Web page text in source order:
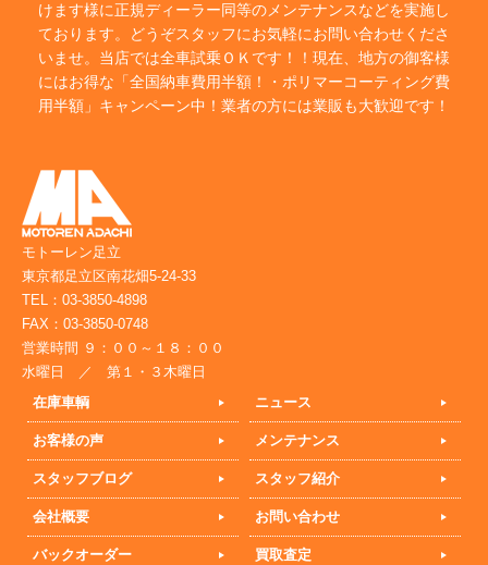
けます様に正規ディーラー同等のメンテナンスなどを実施し
ております。どうぞスタッフにお気軽にお問い合わせくださ
いませ。当店では全車試乗ＯＫです！！現在、地方の御客様
にはお得な「全国納車費用半額！・ポリマーコーティング費
用半額」キャンペーン中！業者の方には業販も大歓迎です！
モトーレン足立
東京都足立区南花畑5-24-33
TEL：03-3850-4898
FAX：03-3850-0748
営業時間 ９：００～１８：００
水曜日 ／ 第１・３木曜日
在庫車輌
ニュース
お客様の声 メンテナンス
スタッフブログ スタッフ紹介
会社概要 お問い合わせ
バックオーダー 買取査定